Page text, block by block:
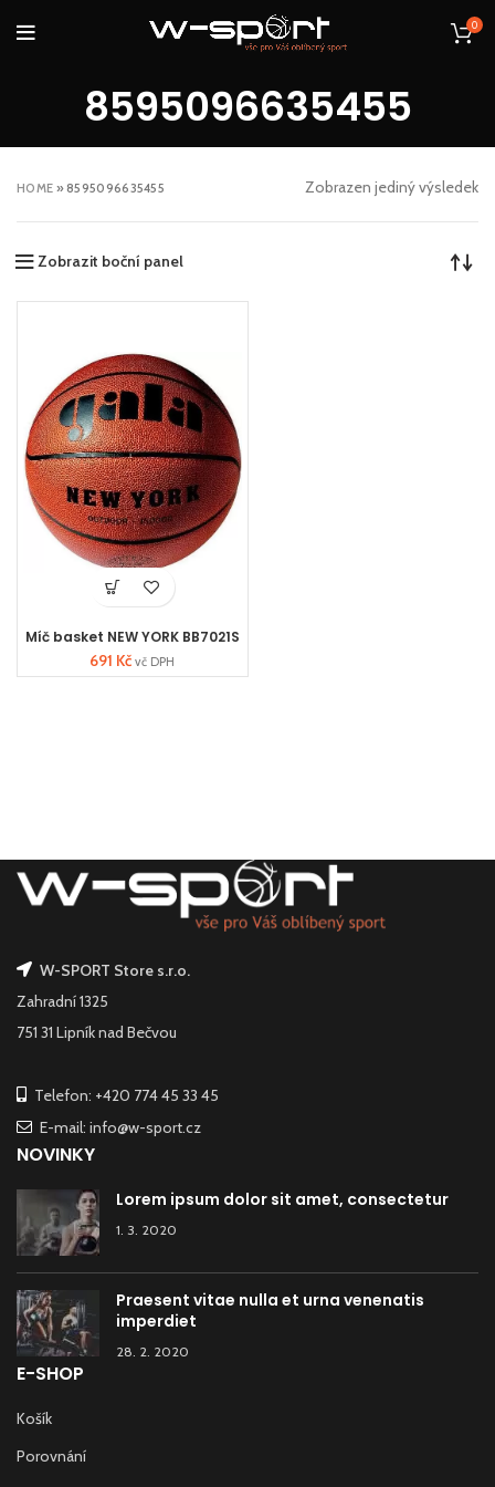
0
8595096635455
HOME »8595096635455 Zobrazen jediný výsledek
Zobrazit boční panel
Míč basket NEW YORK BB7021S
691 Kč vč DPH
W-SPORT Store s.r.o.
Zahradní 1325
751 31 Lipník nad Bečvou
Telefon: +420 774 45 33 45
E-mail: info@w-sport.cz
NOVINKY
Lorem ipsum dolor sit amet, consectetur
1. 3. 2020
Praesent vitae nulla et urna venenatis
imperdiet
28. 2. 2020
E-SHOP
Košík
Porovnání